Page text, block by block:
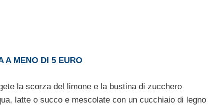
A MENO DI 5 EURO
la scorza del limone e la bustina di zucchero
latte o succo e mescolate con un cucchiaio di legno